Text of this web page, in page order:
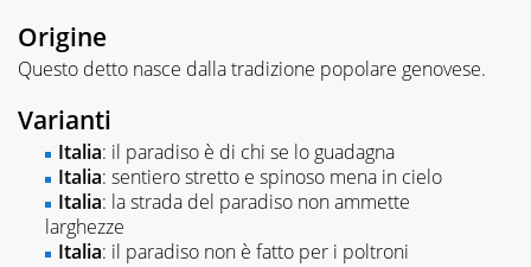
Origine
Questo detto nasce dalla tradizione popolare genovese.
Varianti
Italia: il paradiso è di chi se lo guadagna
Italia: sentiero stretto e spinoso mena in cielo
Italia: la strada del paradiso non ammette
larghezze
Italia: il paradiso non è fatto per i poltroni